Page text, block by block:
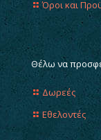
Όροι και
Θέλω να
Δωρεές
Εθελοντές